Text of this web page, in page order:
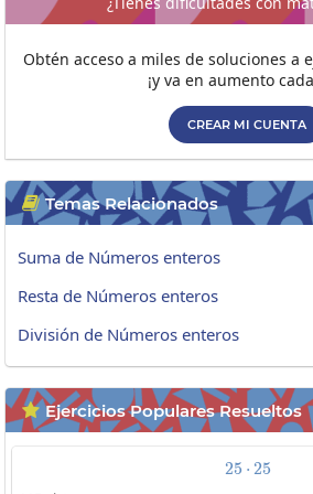
Obtén acceso a miles de soluciones a
¡y va en aumento
CREAR MI CUENTA
 Temas Relacionados
Suma de Números enteros
Resta de Números enteros
División de Números enteros
 Ejercicios Populares Resueltos
25 ⋅ 25